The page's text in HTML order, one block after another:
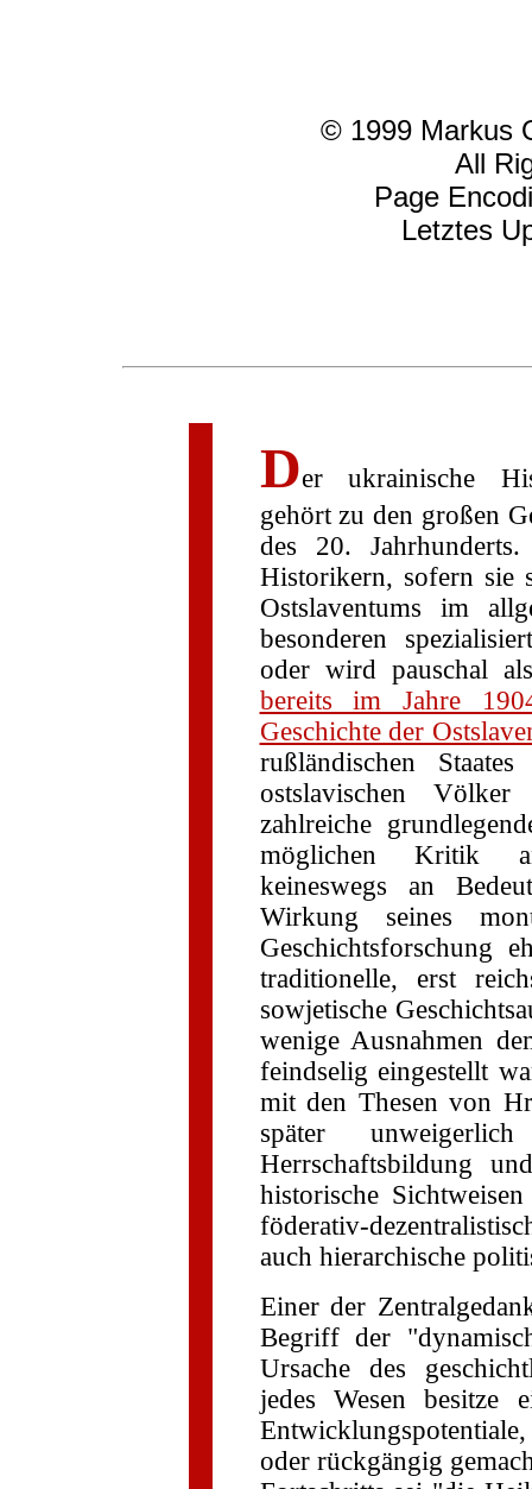
© 1999 Markus
All
Page
Letztes
Der ukrainische
gehört zu den großen
des 20.
Historikern, sofern sie
Ostslaventums im
besonderen
oder wird pauschal
bereits im Jahre
Geschichte der
rußländischen
ostslavischen
zahlreiche
möglichen Kritik
keineswegs an
Wirkung seines
Geschichtsforschung
traditionelle, erst
sowjetische
wenige Ausnahmen
feindselig eingestellt
mit den Thesen von
später
Herrschaftsbildung
historische
föderativ-
auch hierarchische
Einer der
Begriff der
Ursache des
jedes Wesen besitze
oder rückgängig